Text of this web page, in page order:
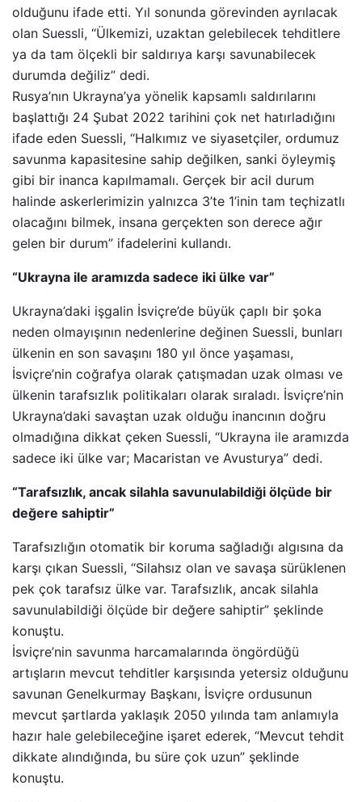
olduğunu ifade etti. Yıl sonunda görevinden ayrılacak
olan Suessli, “Ülkemizi, uzaktan gelebilecek tehditlere
ya da tam ölçekli bir saldırıya karşı savunabilecek
durumda değiliz” dedi.
Rusya’nın Ukrayna’ya yönelik kapsamlı saldırılarını
başlattığı 24 Şubat 2022 tarihini çok net hatırladığını
ifade eden Suessli, “Halkımız ve siyasetçiler, ordumuz
savunma kapasitesine sahip değilken, sanki öyleymiş
gibi bir inanca kapılmamalı. Gerçek bir acil durum
halinde askerlerimizin yalnızca 3’te 1’inin tam teçhizatlı
olacağını bilmek, insana gerçekten son derece ağır
gelen bir durum” ifadelerini kullandı.
“Ukrayna ile aramızda sadece iki ülke var”
Ukrayna’daki işgalin İsviçre’de büyük çaplı bir şoka
neden olmayışının nedenlerine değinen Suessli, bunları
ülkenin en son savaşını 180 yıl önce yaşaması,
İsviçre’nin coğrafya olarak çatışmadan uzak olması ve
ülkenin tarafsızlık politikaları olarak sıraladı. İsviçre’nin
Ukrayna’daki savaştan uzak olduğu inancının doğru
olmadığına dikkat çeken Suessli, “Ukrayna ile aramızda
sadece iki ülke var; Macaristan ve Avusturya” dedi.
“Tarafsızlık, ancak silahla savunulabildiği ölçüde bir
değere sahiptir”
Tarafsızlığın otomatik bir koruma sağladığı algısına da
karşı çıkan Suessli, “Silahsız olan ve savaşa sürüklenen
pek çok tarafsız ülke var. Tarafsızlık, ancak silahla
savunulabildiği ölçüde bir değere sahiptir” şeklinde
konuştu.
İsviçre’nin savunma harcamalarında öngördüğü
artışların mevcut tehditler karşısında yetersiz olduğunu
savunan Genelkurmay Başkanı, İsviçre ordusunun
mevcut şartlarda yaklaşık 2050 yılında tam anlamıyla
hazır hale gelebileceğine işaret ederek, “Mevcut tehdit
dikkate alındığında, bu süre çok uzun” şeklinde
konuştu.